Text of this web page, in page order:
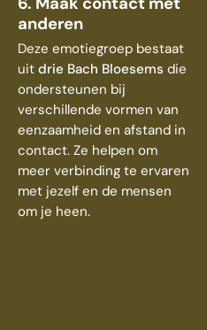
anderen
Deze emotiegroep bestaat
uit drie Bach Bloesems die
ondersteunen bij
verschillende vormen van
eenzaamheid en afstand in
contact. Ze helpen om
meer verbinding te ervaren
met jezelf en de mensen
om je heen.